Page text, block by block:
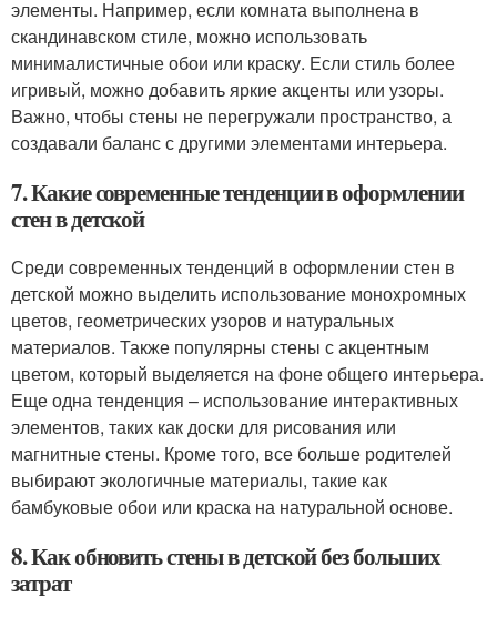
элементы. Например, если комната выполнена в
скандинавском стиле, можно использовать
минималистичные обои или краску. Если стиль более
игривый, можно добавить яркие акценты или узоры.
Важно, чтобы стены не перегружали пространство, а
создавали баланс с другими элементами интерьера.
7. Какие современные тенденции в оформлении
стен в детской
Среди современных тенденций в оформлении стен в
детской можно выделить использование монохромных
цветов, геометрических узоров и натуральных
материалов. Также популярны стены с акцентным
цветом, который выделяется на фоне общего интерьера.
Еще одна тенденция – использование интерактивных
элементов, таких как доски для рисования или
магнитные стены. Кроме того, все больше родителей
выбирают экологичные материалы, такие как
бамбуковые обои или краска на натуральной основе.
8. Как обновить стены в детской без больших
затрат